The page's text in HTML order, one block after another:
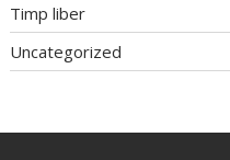
Timp liber
Uncategorized